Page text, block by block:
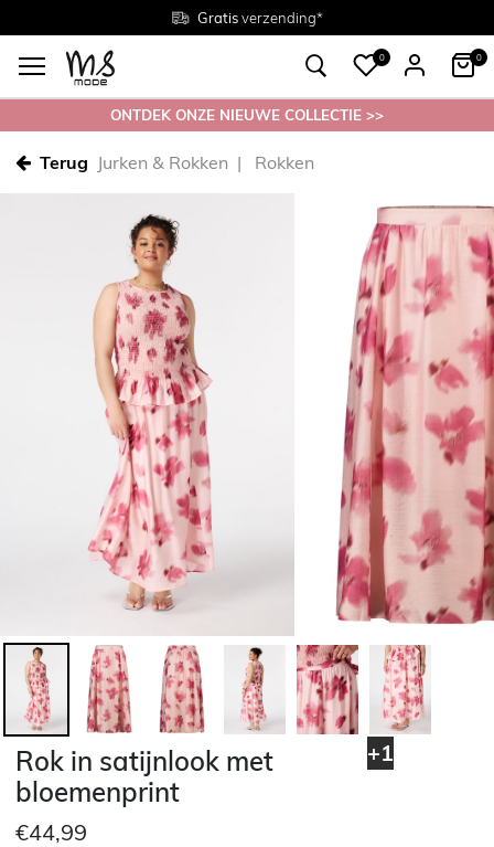
Gratisverzending*
Maten38 - 54
Gratisretourneren in de winkel
0 0
ONTDEK ONZE NIEUWE COLLECTIE >>
Terug Jurken & Rokken Rokken
+1
Rok in satijnlook met
bloemenprint
€44,99